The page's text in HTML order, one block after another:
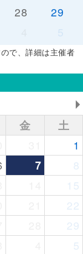
28
29
5
で、詳細は主催者
金
土
1
7
8
15
22
29
5